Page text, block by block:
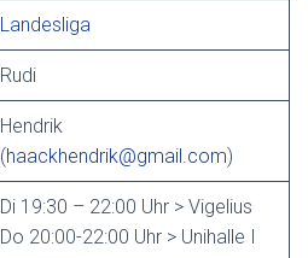
Landesliga
Rudi
Hendrik
(haackhendrik@gmail.com)
Di 19:30 – 22:00 Uhr > Vigelius
Do 20:00-22:00 Uhr > Unihalle I